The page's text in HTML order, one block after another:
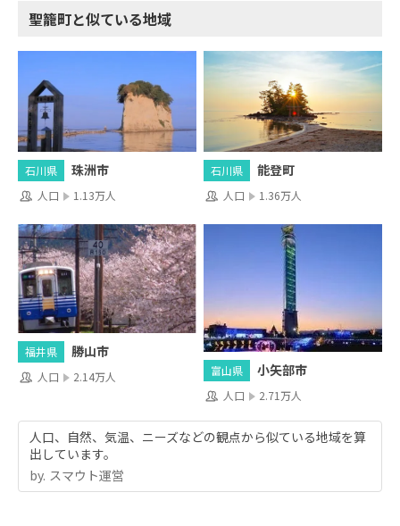
聖籠町と似ている地域
石川県 珠洲市
人口 1.13万人
石川県 能登町
人口 1.36万人
福井県 勝山市
人口 2.14万人 富山県 小矢部市
人口 2.71万人
人口、自然、気温、ニーズなどの観点から似ている地域を算
出しています。
by.︎ スマウト運営